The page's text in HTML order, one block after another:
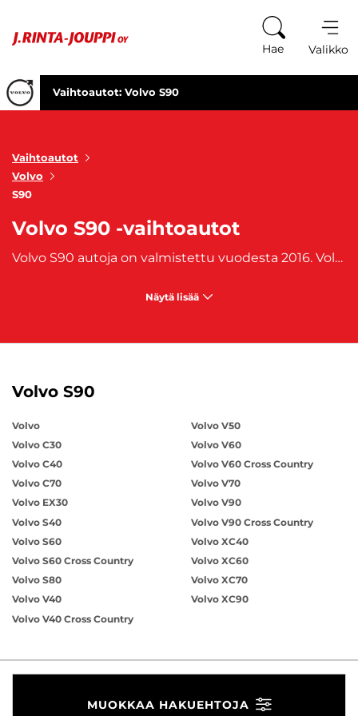
Hae Valikko
Vaihtoautot: Volvo S90
Vaihtoautot
Volvo
S90
Volvo S90 -vaihtoautot
Volvo S90 autoja on valmistettu vuodesta 2016. Volvo S90 -vaihtoautot ovat tunnettuja elegantista muotilusta, huippuluokan turvallisuudesta ja erinomaisesta suorituskyvystä. S90 onkin Volvon sedan-mallisten autojen lippulaiva malli. Volvo S90 -vaihtoauto on täydellinen valinta, jos arvostat erittäin laaduksta ajokokemusta ja tyylikästä ulkonäköä. S90 -vaihtoautot ovat myös yllättävän tilavia sedan-mallisiksi autoiksi. Volvo S90 -vaihtoautoista löytyy myös tehoa, valitsit sitten dieselin tai esimerkiksi plug-in hybridin.
Näytä lisää
Volvo S90
Volvo
Volvo C30
Volvo C40
Volvo C70
Volvo EX30
Volvo S40
Volvo S60
Volvo S60 Cross Country
Volvo S80
Volvo V40
Volvo V40 Cross Country
Volvo V50
Volvo V60
Volvo V60 Cross Country
Volvo V70
Volvo V90
Volvo V90 Cross Country
Volvo XC40
Volvo XC60
Volvo XC70
Volvo XC90
MUOKKAA HAKUEHTOJA